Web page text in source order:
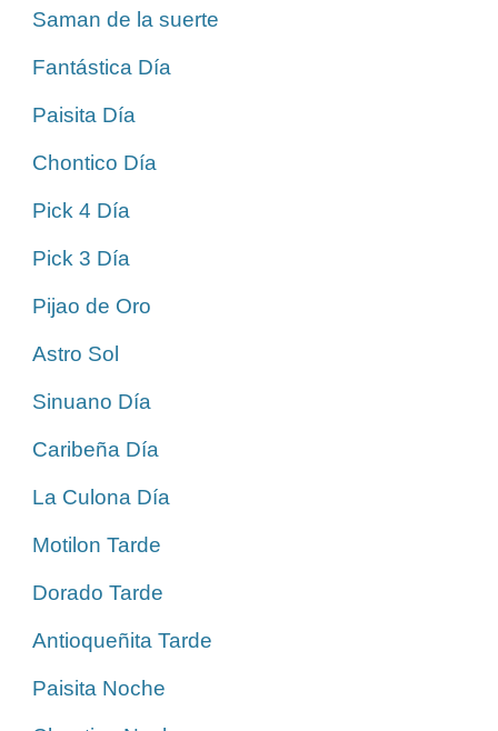
Saman de la suerte
Fantástica Día
Paisita Día
Chontico Día
Pick 4 Día
Pick 3 Día
Pijao de Oro
Astro Sol
Sinuano Día
Caribeña Día
La Culona Día
Motilon Tarde
Dorado Tarde
Antioqueñita Tarde
Paisita Noche